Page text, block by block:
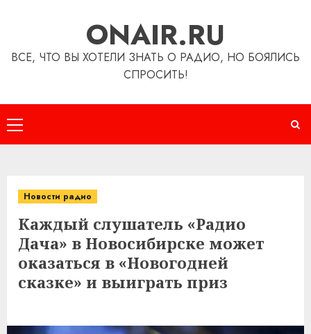
ONAIR.RU
ВСЕ, ЧТО ВЫ ХОТЕЛИ ЗНАТЬ О РАДИО, НО БОЯЛИСЬ
СПРОСИТЬ!
Основное
меню
Новости радио
Каждый слушатель «Радио
Дача» в Новосибирске может
оказаться в «Новогодней
сказке» и выиграть приз